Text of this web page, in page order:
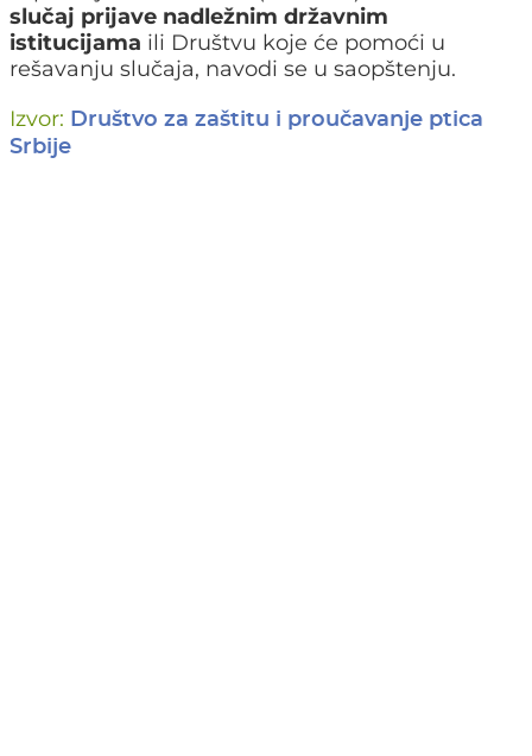
slučaj prijave nadležnim državnim
istitucijama ili Društvu koje će pomoći u
rešavanju slučaja, navodi se u saopštenju.
Izvor: Društvo za zaštitu i proučavanje ptica
Srbije